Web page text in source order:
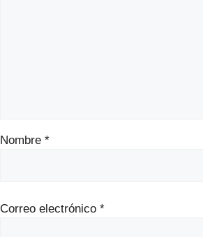
Nombre *
Correo electrónico *